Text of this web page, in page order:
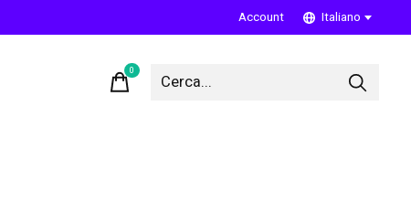
Account Italiano
0items